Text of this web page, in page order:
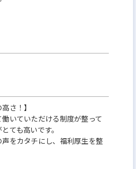
さ！】
いていただける制度が整って
ても高いです。
をカタチにし、福利厚生を整